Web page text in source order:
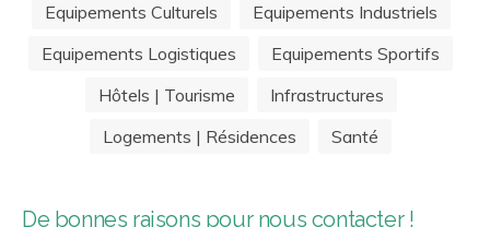
Equipements Culturels
Equipements Industriels
Equipements Logistiques
Equipements Sportifs
Hôtels | Tourisme
Infrastructures
Logements | Résidences
Santé
De bonnes raisons pour nous contacter !